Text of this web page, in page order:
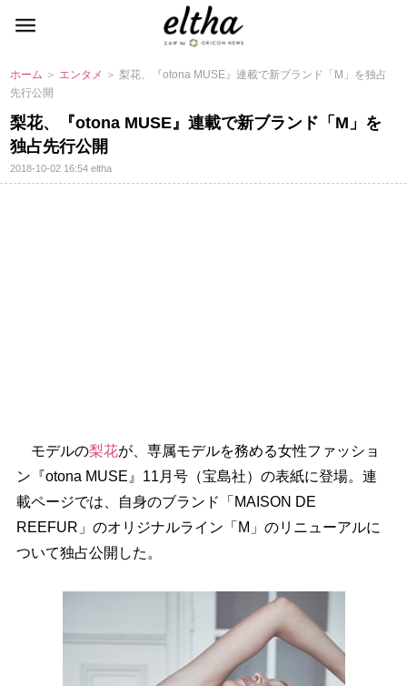
ホーム ＞ エンタメ ＞ 梨花、『otona MUSE』連載で新ブランド「M」を独占
先行公開
梨花、『otona MUSE』連載で新ブランド「M」を
独占先行公開
2018-10-02 16:54eltha
モデルの梨花が、専属モデルを務める女性ファッショ
ン『otona MUSE』11月号（宝島社）の表紙に登場。連
載ページでは、自身のブランド「MAISON DE
REEFUR」のオリジナルライン「M」のリニューアルに
ついて独占公開した。